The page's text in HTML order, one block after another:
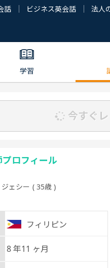
話 ビジネス英会話 法人
学習
今すぐ
プロフィール
ジェシー ( 35歳 )
フィリピン
8 年11 ヶ月